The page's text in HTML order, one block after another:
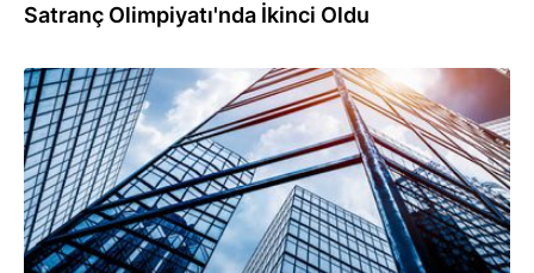
Satranç Olimpiyatı'nda İkinci Oldu
16.08.2023